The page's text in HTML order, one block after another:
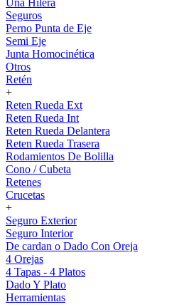
Una Hilera
Seguros
Perno Punta de Eje
Semi Eje
Junta Homocinética
Otros
Retén
+
Reten Rueda Ext
Reten Rueda Int
Reten Rueda Delantera
Reten Rueda Trasera
Rodamientos De Bolilla
Cono / Cubeta
Retenes
Crucetas
+
Seguro Exterior
Seguro Interior
De cardan o Dado Con Oreja
4 Orejas
4 Tapas - 4 Platos
Dado Y Plato
Herramientas